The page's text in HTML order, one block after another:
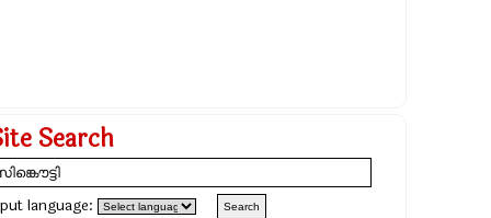
Search
language: